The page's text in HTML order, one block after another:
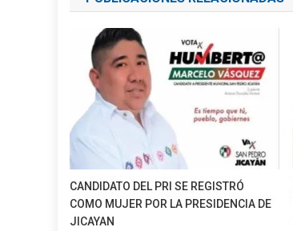
entradas
CANDIDATO DEL PRI SE REGISTRÓ
COMO MUJER POR LA PRESIDENCIA DE
JICAYAN